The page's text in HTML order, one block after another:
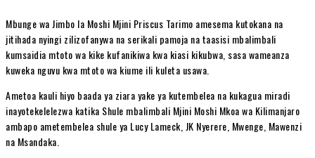
Mbunge wa Jimbo la Moshi Mjini Priscus Tarimo amesema kutokana na
jitihada nyingi zilizofanywa na serikali pamoja na taasisi mbalimbali
kumsaidia mtoto wa kike kufanikiwa kwa kiasi kikubwa, sasa wameanza
kuweka nguvu kwa mtoto wa kiume ili kuleta usawa.
Ametoa kauli hiyo baada ya ziara yake ya kutembelea na kukagua miradi
inayotekelelezwa katika Shule mbalimbali Mjini Moshi Mkoa wa Kilimanjaro
ambapo ametembelea shule ya Lucy Lameck, JK Nyerere, Mwenge, Mawenzi
na Msandaka.